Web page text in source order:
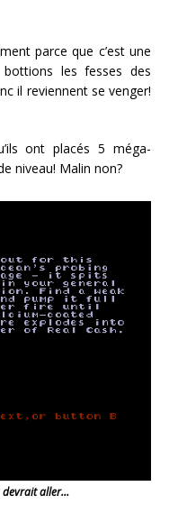
parce que c’est une
les fesses des
il reviennent se venger!
ont placés 5 méga-
niveau! Malin non?
devrait aller…